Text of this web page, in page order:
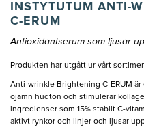
INSTYTUTUM ANTI-
C-ERUM
Antioxidantserum som ljusar
Produkten har utgått ur vårt
Anti-wrinkle Brightening C-ERUM
ojämn hudton och stimulerar
ingredienser som 15% stabilt C-
aktivt rynkor och linjer och ljusar